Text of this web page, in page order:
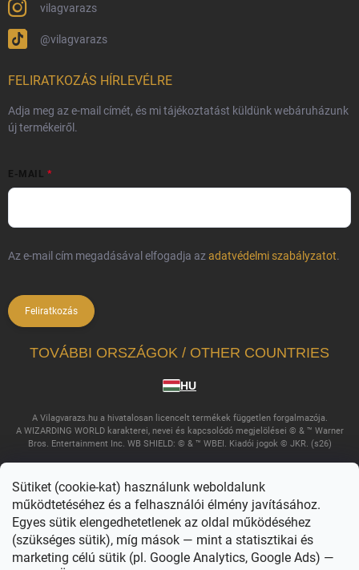
Sütiket (cookie-kat) használunk weboldalunk
működtetéséhez és a felhasználói élmény javításához.
Egyes sütik elengedhetetlenek az oldal működéséhez
(szükséges sütik), míg mások — mint a statisztikai és
marketing célú sütik (pl. Google Analytics, Google Ads) —
vilagvarazs
@vilagvarazs
FELIRATKOZÁS HÍRLEVÉLRE
Adja meg az e-mail címét, és mi tájékoztatást küldünk webáruházunk
új termékeiről.
E-MAIL
Az e-mail cím megadásával elfogadja azadatvédelmi szabályzatot.
Feliratkozás
TOVÁBBI ORSZÁGOK / OTHER COUNTRIES
HU
A Vilagvarazs.hu a hivatalosan licencelt termékek független forgalmazója.
A WIZARDING WORLD karakterei, nevei és kapcsolódó megjelölései © & ™ Warner
Bros. Entertainment Inc. WB SHIELD: © & ™ WBEI. Kiadói jogok © JKR. (s26)